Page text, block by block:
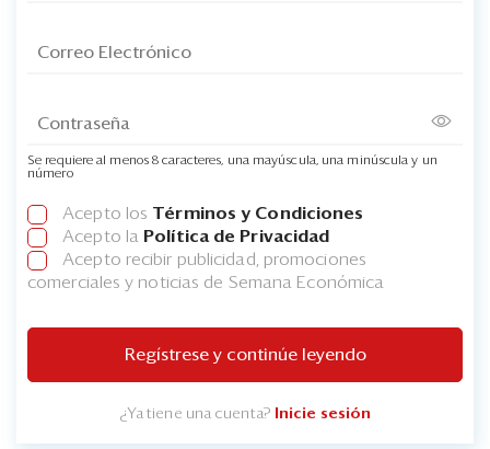
Se requiere al menos 8 caracteres, una mayúscula, una minúscula y un
número
Acepto los Términos y Condiciones
Acepto la Política de Privacidad
Acepto recibir publicidad, promociones
comerciales y noticias de Semana Económica
Regístrese y continúe leyendo
¿Ya tiene una cuenta? Inicie sesión